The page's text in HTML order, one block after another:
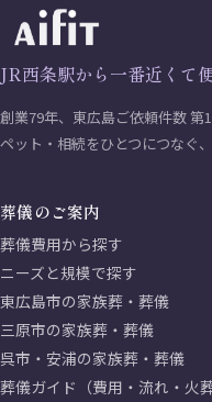
JR西条駅から一番近くて
創業79年、東広島ご依頼件数 第
ペット・相続をひとつにつなぐ
葬儀のご案内
葬儀費用から探す
ニーズと規模で探す
東広島市の家族葬・葬儀
三原市の家族葬・葬儀
呉市・安浦の家族葬・葬儀
葬儀ガイド（費用・流れ・火